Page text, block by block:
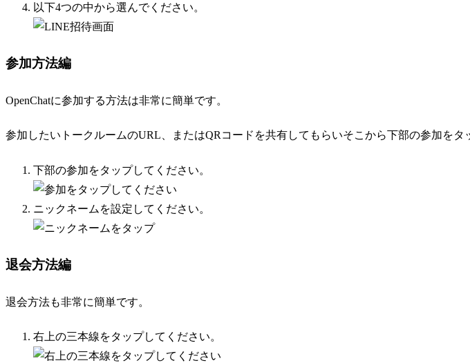
以下4つの中から選んでください。
参加方法編
OpenChatに参加する方法は非常に簡単です。
参加したいトークルームのURL、またはQRコードを共有してもらいそこから下部の参加を
下部の参加をタップしてください。
ニックネームを設定してください。
退会方法編
退会方法も非常に簡単です。
右上の三本線をタップしてください。